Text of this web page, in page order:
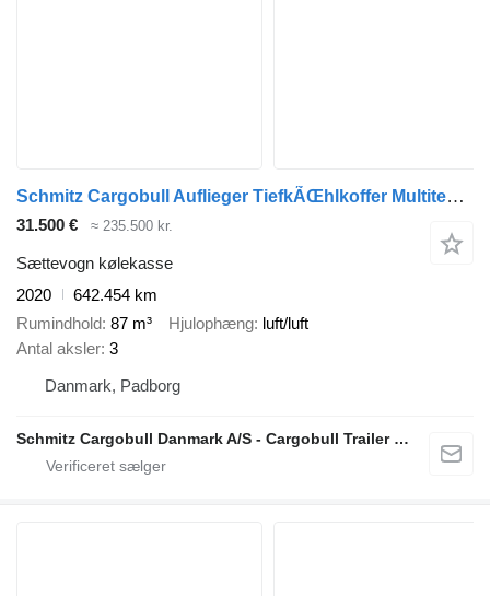
Schmitz Cargobull Auflieger TiefkÃŒhlkoffer Multitemp Double deck
31.500 € ≈ 235.500 kr.
Sættevogn kølekasse
2020
642.454 km
Rumindhold 87 m³ Hjulophæng luft/luft
Antal aksler 3
Danmark, Padborg
Schmitz Cargobull Danmark A/S - Cargobull Trailer Store